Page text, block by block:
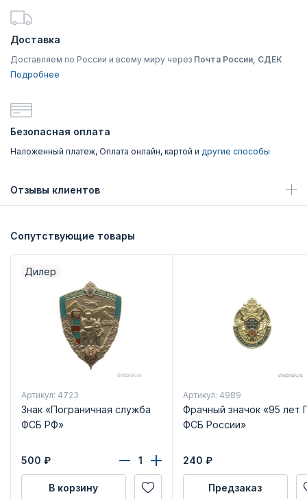
Доставка
Доставляем по России и всему миру через Почта России, СДЕК
Подробнее
Безопасная оплата
Наложенный платеж, Оплата онлайн, картой и другие способы
Отзывы клиентов
Сопутствующие товары
Дилер
Артикул: 4723
Знак «Пограничная служба
ФСБ РФ»
500 ₽
В корзину
Артикул: 4989
Фрачный значок «95 лет
ФСБ России»
240 ₽
Предзаказ